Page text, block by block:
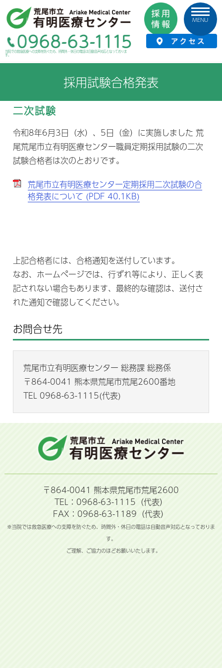
当院での救急医療への支障を防ぐため、時間外・休日の電話は自動音声対応となっておりま
す。
MENU
HOME › 採用情報 › 採用試験合格発表
採用試験合格発表
二次試験
令和8年6月3日（水）、5日（金）に実施しました 荒
尾荒尾市立有明医療センター職員定期採用試験の二次
試験合格者は次のとおりです。
荒尾市立有明医療センター定期採用二次試験の合
格発表について (PDF 40.1KB)
上記合格者には、合格通知を送付しています。
なお、ホームページでは、行ずれ等により、正しく表
記されない場合もあります、最終的な確認は、送付さ
れた通知で確認してください。
お問合せ先
荒尾市立有明医療センター 総務課 総務係
〒864-0041 熊本県荒尾市荒尾2600番地
TEL 0968-63-1115(代表)
〒864-0041 熊本県荒尾市荒尾2600
TEL：0968-63-1115（代表）
FAX：0968-63-1189（代表）
※当院では救急医療への支障を防ぐため、時間外・休日の電話は自動音声対応となっておりま
す。
ご理解、ご協力のほどお願いいたします。